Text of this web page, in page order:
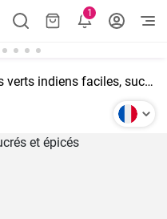
1
Haricots verts indiens faciles, sucrés et épicés